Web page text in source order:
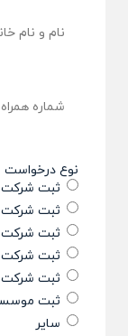
خانوادگی
همراه
نوع درخواست
ثبت شرکت
ثبت
ثبت شرکت
ثبت
ثبت
ثبت
سایر